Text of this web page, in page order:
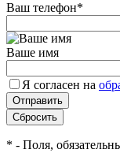
Ваш телефон*
Ваше имя
Я согласен на
* - Поля,